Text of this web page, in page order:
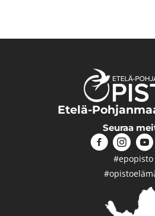
Etelä-
Seuraa
#epopisto